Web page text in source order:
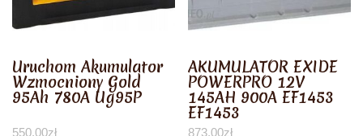
Uruchom Akumulator
Wzmocniony Gold
95Ah 780A Ug95P
550,00zł
AKUMULATOR EXIDE
POWERPRO 12V
145AH 900A EF1453
EF1453
873,00zł